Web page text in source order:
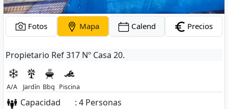
Fotos Mapa Calend Precios
Propietario Ref 317 Nº Casa 20.
A/A Jardín Bbq Piscina
Capacidad
: 4 Personas